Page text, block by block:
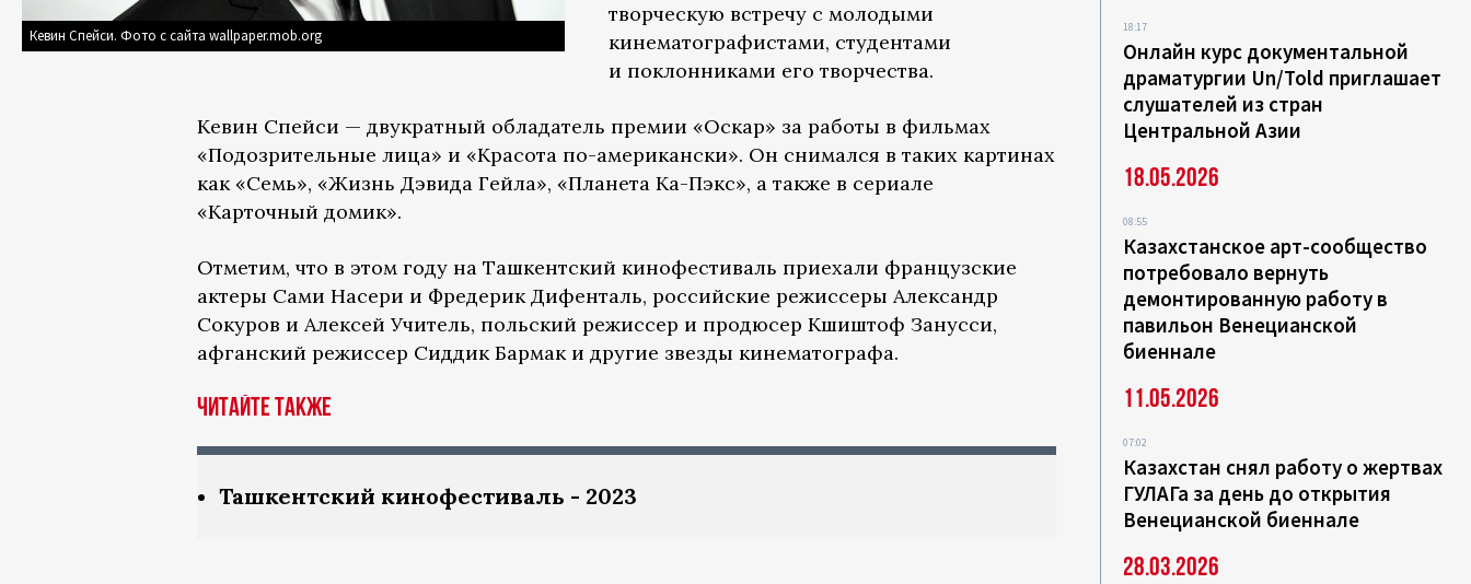
Кевин Спейси. Фото с сайта wallpaper.mob.org
творческую встречу с молодыми
кинематографистами, студентами
и поклонниками его творчества.
Кевин Спейси — двукратный обладатель премии «Оскар» за работы в фильмах
«Подозрительные лица» и «Красота по-американски». Он снимался в таких картинах
как «Семь», «Жизнь Дэвида Гейла», «Планета Ка-Пэкс», а также в сериале
«Карточный домик».
Отметим, что в этом году на Ташкентский кинофестиваль приехали французские
актеры Сами Насери и Фредерик Дифенталь, российские режиссеры Александр
Сокуров и Алексей Учитель, польский режиссер и продюсер Кшиштоф Занусси,
афганский режиссер Сиддик Бармак и другие звезды кинематографа.
Читайте также
Ташкентский кинофестиваль - 2023
18:17
Онлайн курс документальной
драматургии Un/Told приглашает
слушателей из стран
Центральной Азии
18.05.2026
08:55
Казахстанское арт-сообщество
потребовало вернуть
демонтированную работу в
павильон Венецианской
биеннале
11.05.2026
07:02
Казахстан снял работу о жертвах
ГУЛАГа за день до открытия
Венецианской биеннале
28.03.2026